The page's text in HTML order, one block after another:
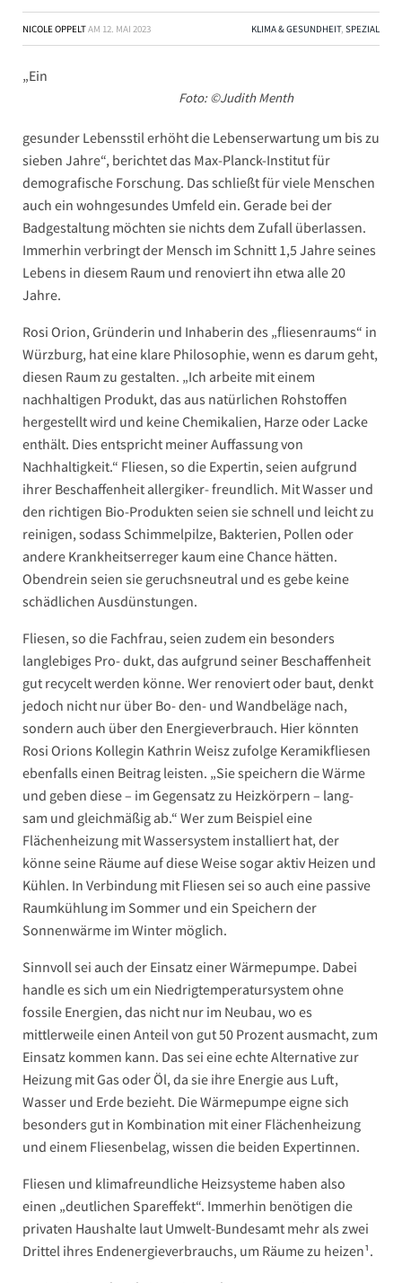
NICOLE OPPELTAM 12. MAI 2023 KLIMA & GESUNDHEIT, SPEZIAL
Foto: ©Judith Menth
„Ein
gesunder Lebensstil erhöht die Lebenserwartung um bis zu
sieben Jahre“, berichtet das Max-Planck-Institut für
demografische Forschung. Das schließt für viele Menschen
auch ein wohngesundes Umfeld ein. Gerade bei der
Badgestaltung möchten sie nichts dem Zufall überlassen.
Immerhin verbringt der Mensch im Schnitt 1,5 Jahre seines
Lebens in diesem Raum und renoviert ihn etwa alle 20
Jahre.
Rosi Orion, Gründerin und Inhaberin des „fliesenraums“ in
Würzburg, hat eine klare Philosophie, wenn es darum geht,
diesen Raum zu gestalten. „Ich arbeite mit einem
nachhaltigen Produkt, das aus natürlichen Rohstoffen
hergestellt wird und keine Chemikalien, Harze oder Lacke
enthält. Dies entspricht meiner Auffassung von
Nachhaltigkeit.“ Fliesen, so die Expertin, seien aufgrund
ihrer Beschaffenheit allergiker- freundlich. Mit Wasser und
den richtigen Bio-Produkten seien sie schnell und leicht zu
reinigen, sodass Schimmelpilze, Bakterien, Pollen oder
andere Krankheitserreger kaum eine Chance hätten.
Obendrein seien sie geruchsneutral und es gebe keine
schädlichen Ausdünstungen.
Fliesen, so die Fachfrau, seien zudem ein besonders
langlebiges Pro- dukt, das aufgrund seiner Beschaffenheit
gut recycelt werden könne. Wer renoviert oder baut, denkt
jedoch nicht nur über Bo- den- und Wandbeläge nach,
sondern auch über den Energieverbrauch. Hier könnten
Rosi Orions Kollegin Kathrin Weisz zufolge Keramikfliesen
ebenfalls einen Beitrag leisten. „Sie speichern die Wärme
und geben diese – im Gegensatz zu Heizkörpern – lang-
sam und gleichmäßig ab.“ Wer zum Beispiel eine
Flächenheizung mit Wassersystem installiert hat, der
könne seine Räume auf diese Weise sogar aktiv Heizen und
Kühlen. In Verbindung mit Fliesen sei so auch eine passive
Raumkühlung im Sommer und ein Speichern der
Sonnenwärme im Winter möglich.
Sinnvoll sei auch der Einsatz einer Wärmepumpe. Dabei
handle es sich um ein Niedrigtemperatursystem ohne
fossile Energien, das nicht nur im Neubau, wo es
mittlerweile einen Anteil von gut 50 Prozent ausmacht, zum
Einsatz kommen kann. Das sei eine echte Alternative zur
Heizung mit Gas oder Öl, da sie ihre Energie aus Luft,
Wasser und Erde bezieht. Die Wärmepumpe eigne sich
besonders gut in Kombination mit einer Flächenheizung
und einem Fliesenbelag, wissen die beiden Expertinnen.
Fliesen und klimafreundliche Heizsysteme haben also
einen „deutlichen Spareffekt“. Immerhin benötigen die
privaten Haushalte laut Umwelt-Bundesamt mehr als zwei
Drittel ihres Endenergieverbrauchs, um Räume zu heizen¹.